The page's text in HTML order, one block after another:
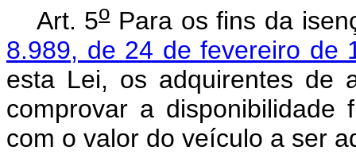
Art. 5oPara os fins da
8.989, de 24 de fevereiro de
esta Lei, os adquirentes de
comprovar a disponibilidade
com o valor do veículo a ser